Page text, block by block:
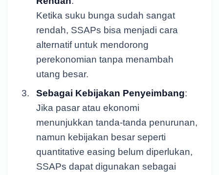
Ketika suku bunga sudah sangat
rendah, SSAPs bisa menjadi cara
alternatif untuk mendorong
perekonomian tanpa menambah
utang besar.
Sebagai Kebijakan Penyeimbang:
Jika pasar atau ekonomi
menunjukkan tanda-tanda penurunan,
namun kebijakan besar seperti
quantitative easing belum diperlukan,
SSAPs dapat digunakan sebagai